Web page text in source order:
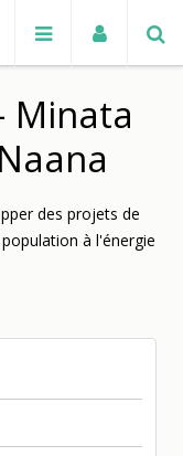
Minata
des projets de
à l'énergie